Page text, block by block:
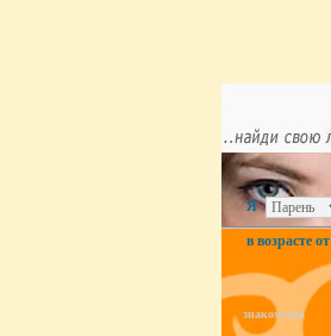
Я
в возрасте от
знакомства